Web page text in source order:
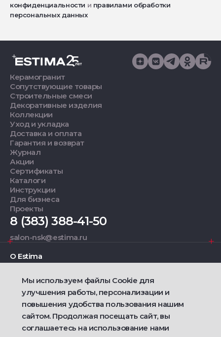
конфиденциальности и правилами обработки
персональных данных
Керамогранит
Сопутствующие товары
Строительные смеси
Декоративные изделия
Коллекции
Уход и укладка
Доставка и оплата
Гарантия и возврат
Журнал
Акции
Сертификаты
Каталоги
Инструкции
Для бизнеса
Проекты
8 (383) 388-41-50
salon-nsk@estima.ru
О Estima
Дизайнерам
Фирменные салоны
2021 — 2026 © Estima
Мы используем файлы Cookie для
улучшения работы, персонализации и
повышения удобства пользования нашим
сайтом. Продолжая посещать сайт, вы
соглашаетесь на использование нами